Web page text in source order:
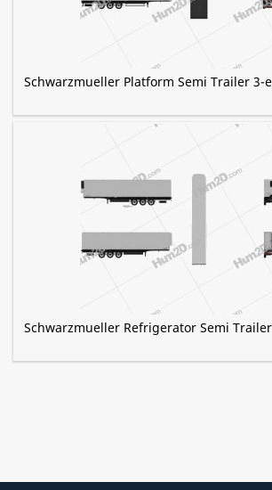
Schwarzmueller Platform Semi Trailer 3-
Schwarzmueller Refrigerator Semi